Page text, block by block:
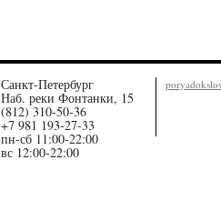
Санкт-Петербург
Наб. реки Фонтанки, 15
(812) 310-50-36
+7 981 193-27-33
пн-сб 11:00-22:00
вс 12:00-22:00